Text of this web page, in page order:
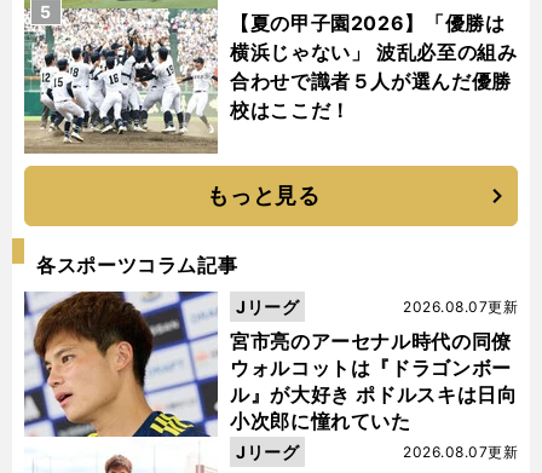
【夏の甲子園2026】「優勝は
横浜じゃない」 波乱必至の組み
合わせで識者５人が選んだ優勝
校はここだ！
5
もっと見る
各スポーツコラム記事
宮市亮のアーセナル時代の同僚
ウォルコットは『ドラゴンボー
ル』が大好き ポドルスキは日向
小次郎に憧れていた
2026.08.07更新
Jリーグ
2026.08.07更新
Jリーグ